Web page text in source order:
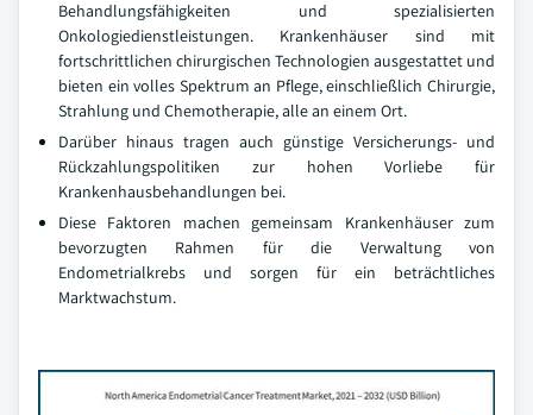
Behandlungsfähigkeiten und spezialisierten
Onkologiedienstleistungen. Krankenhäuser sind mit
fortschrittlichen chirurgischen Technologien ausgestattet und
bieten ein volles Spektrum an Pflege, einschließlich Chirurgie,
Strahlung und Chemotherapie, alle an einem Ort.
Darüber hinaus tragen auch günstige Versicherungs- und
Rückzahlungspolitiken zur hohen Vorliebe für
Krankenhausbehandlungen bei.
Diese Faktoren machen gemeinsam Krankenhäuser zum
bevorzugten Rahmen für die Verwaltung von
Endometrialkrebs und sorgen für ein beträchtliches
Marktwachstum.